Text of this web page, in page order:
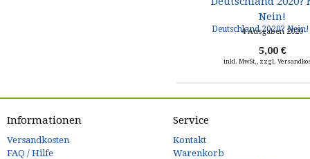
Nein!
4 Ausgaben 2020
5,00 €
inkl. MwSt., zzgl.
Informationen
Versandkosten
FAQ / Hilfe
Service
Kontakt
Warenkorb